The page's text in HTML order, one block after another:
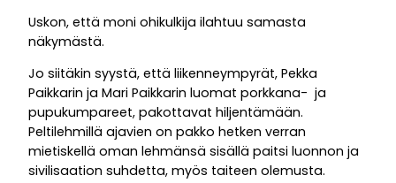
Uskon, että moni ohikulkija ilahtuu samasta
näkymästä.
Jo siitäkin syystä, että liikenneympyrät, Pekka
Paikkarin ja Mari Paikkarin luomat porkkana- ja
pupukumpareet, pakottavat hiljentämään.
Peltilehmillä ajavien on pakko hetken verran
mietiskellä oman lehmänsä sisällä paitsi luonnon ja
sivilisaation suhdetta, myös taiteen olemusta.